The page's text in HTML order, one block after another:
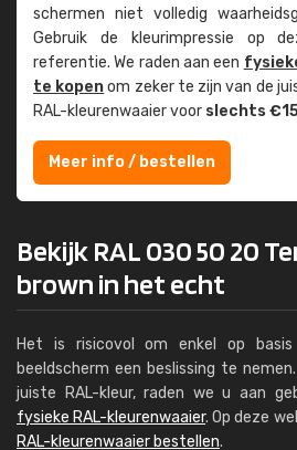
schermen niet volledig
Gebruik de kleur­impressie op
referentie. We raden aan een
te kopenom zeker te zijn van de
RAL-kleuren­waaier voor slechts
Meer info / bestellen
Bekijk RAL 030 50 20
brown in het echt
Het is risicovol om enkel op
beeldscherm een beslissing te
juiste RAL-kleur, raden we u aan
fysieke RAL-kleurenwaaier. Op deze
RAL-kleurenwaaier bestellen.